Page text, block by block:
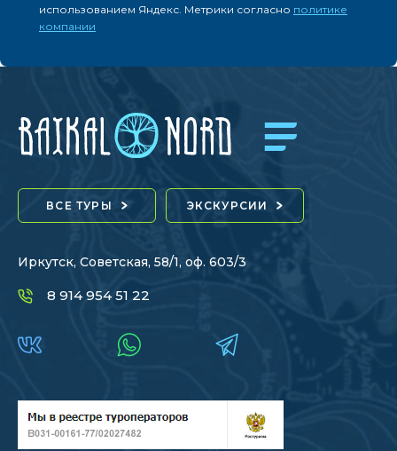
использованием Яндекс. Метрики согласно политике
компании
ВСЕ ТУРЫ ЭКСКУРСИИ
Иркутск, Советская, 58/1, оф. 603/3
8 914 954 51 22